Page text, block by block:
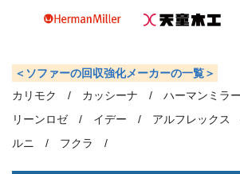
＜ソファーの回収強化メーカーの一覧＞
カリモク /
カッシーナ / ハーマンミラ
リーンロゼ /
イデー / アルフレックス
ルニ /
フクラ /